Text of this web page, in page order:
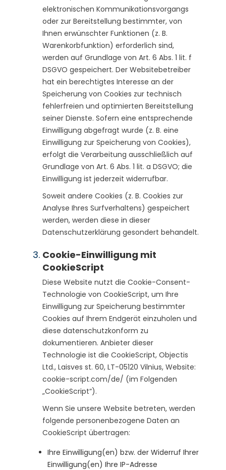
elektronischen Kommunikationsvorgangs
oder zur Bereitstellung bestimmter, von
Ihnen erwünschter Funktionen (z. B.
Warenkorbfunktion) erforderlich sind,
werden auf Grundlage von Art. 6 Abs. 1 lit. f
DSGVO gespeichert. Der Websitebetreiber
hat ein berechtigtes Interesse an der
Speicherung von Cookies zur technisch
fehlerfreien und optimierten Bereitstellung
seiner Dienste. Sofern eine entsprechende
Einwilligung abgefragt wurde (z. B. eine
Einwilligung zur Speicherung von Cookies),
erfolgt die Verarbeitung ausschließlich auf
Grundlage von Art. 6 Abs. 1 lit. a DSGVO; die
Einwilligung ist jederzeit widerrufbar.
Soweit andere Cookies (z. B. Cookies zur
Analyse Ihres Surfverhaltens) gespeichert
werden, werden diese in dieser
Datenschutzerklärung gesondert behandelt.
Cookie-Einwilligung mit
CookieScript
Diese Website nutzt die Cookie-Consent-
Technologie von CookieScript, um Ihre
Einwilligung zur Speicherung bestimmter
Cookies auf Ihrem Endgerät einzuholen und
diese datenschutzkonform zu
dokumentieren. Anbieter dieser
Technologie ist die CookieScript, Objectis
Ltd., Laisves st. 60, LT-05120 Vilnius, Website:
cookie-script.com/de/ (im Folgenden
„CookieScript“).
Wenn Sie unsere Website betreten, werden
folgende personenbezogene Daten an
CookieScript übertragen:
Ihre Einwilligung(en) bzw. der Widerruf Ihrer
Einwilligung(en) Ihre IP-Adresse